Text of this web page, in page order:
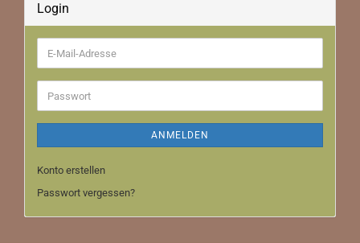
Login
E-
Mail-
Adresse
Passwort
ANMELDEN
Konto erstellen
Passwort vergessen?